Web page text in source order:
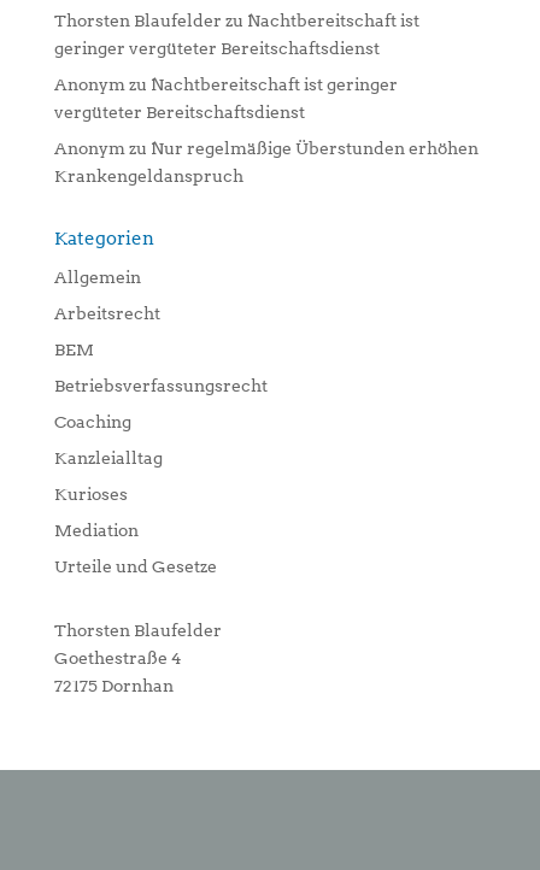
Thorsten Blaufelder zu Nachtbereitschaft ist
geringer vergüteter Bereitschaftsdienst
Anonymzu Nachtbereitschaft ist geringer
vergüteter Bereitschaftsdienst
Anonymzu Nur regelmäßige Überstunden erhöhen
Krankengeldanspruch
Kategorien
Allgemein
Arbeitsrecht
BEM
Betriebsverfassungsrecht
Coaching
Kanzleialltag
Kurioses
Mediation
Urteile und Gesetze
Thorsten Blaufelder
Goethestraße 4
72175 Dornhan